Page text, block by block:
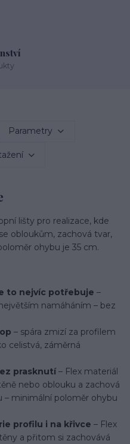
Parametry
lišty pro realizace, kde
obloukům, zachová tvar,
ohybu je 35 cm.
to nejvíc potřebuje –
namáháním – bez
– spára zmizí za profilem
celistvá, záměrná
prasknutí– Flex materiál
nebo oblouku a zachová
minimální poloměr ohybu
profilu i na křivce – Flex
a přitom si zachovává